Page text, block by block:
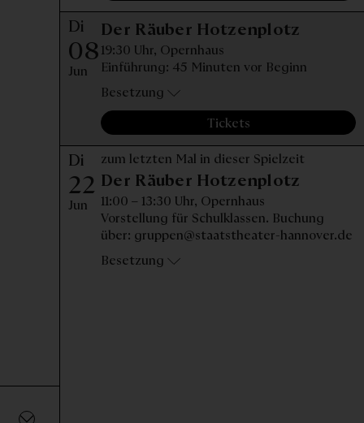
Di
08
Jun
Der Räuber Hotzenplotz
19:30 Uhr, Opernhaus
Einführung: 45 Minuten vor Beginn
Besetzung
Tickets
Di
22
Jun
zum letzten Mal in dieser Spielzeit
Der Räuber Hotzenplotz
11:00 – 13:30 Uhr, Opernhaus
Vorstellung für Schulklassen. Buchung
über: gruppen@staatstheater-hannover.de
Besetzung